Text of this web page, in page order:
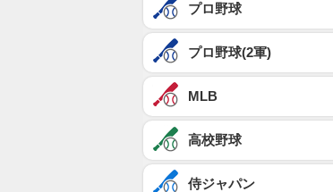
プロ野球
プロ野球(2軍)
MLB
高校野球
侍ジャパン